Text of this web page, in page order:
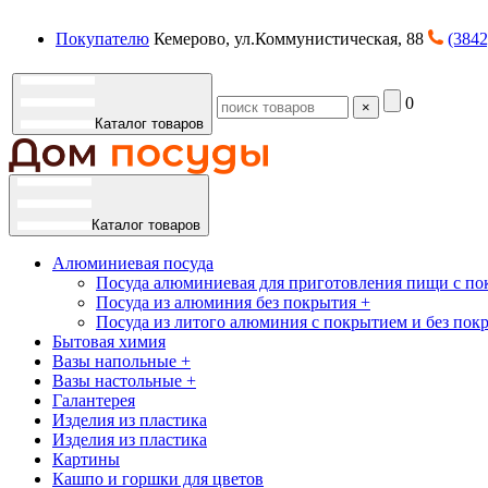
Покупателю Кемерово, ул.Коммунистическая, 88
Каталог товаров
× 0
Каталог товаров
Алюминиевая посуда
Посуда алюминиевая для приготовления пищи с
Посуда из алюминия без покрытия +
Посуда из литого алюминия с покрытием и без
Бытовая химия
Вазы напольные +
Вазы настольные +
Галантерея
Изделия из пластика
Изделия из пластика
Картины
Кашпо и горшки для цветов